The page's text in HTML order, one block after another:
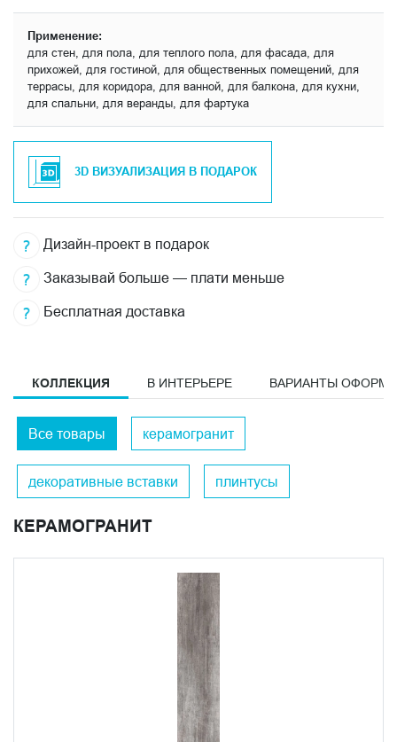
Применение:
для стен, для пола, для теплого пола, для фасада, для
прихожей, для гостиной, для общественных помещений, для
террасы, для коридора, для ванной, для балкона, для кухни,
для спальни, для веранды, для фартука
3D ВИЗУАЛИЗАЦИЯ В ПОДАРОК
Дизайн-проект в подарок
Заказывай больше — плати меньше
Бесплатная доставка
КОЛЛЕКЦИЯ В ИНТЕРЬЕРЕ ВАРИАНТЫ
Все товары керамогранит
декоративные вставки плинтусы
КЕРАМОГРАНИТ